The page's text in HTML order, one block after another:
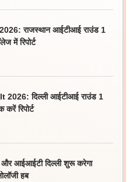
राजस्थान आईटीआई राउंड 1
में रिपोर्ट
दिल्ली आईटीआई राउंड 1
रिपोर्ट
आईआईटी दिल्ली शुरू करेगा
हब